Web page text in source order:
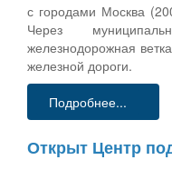
с городами Москва
Через
железнодорожная
железной дороги.
Подробнее...
Открыт Центр